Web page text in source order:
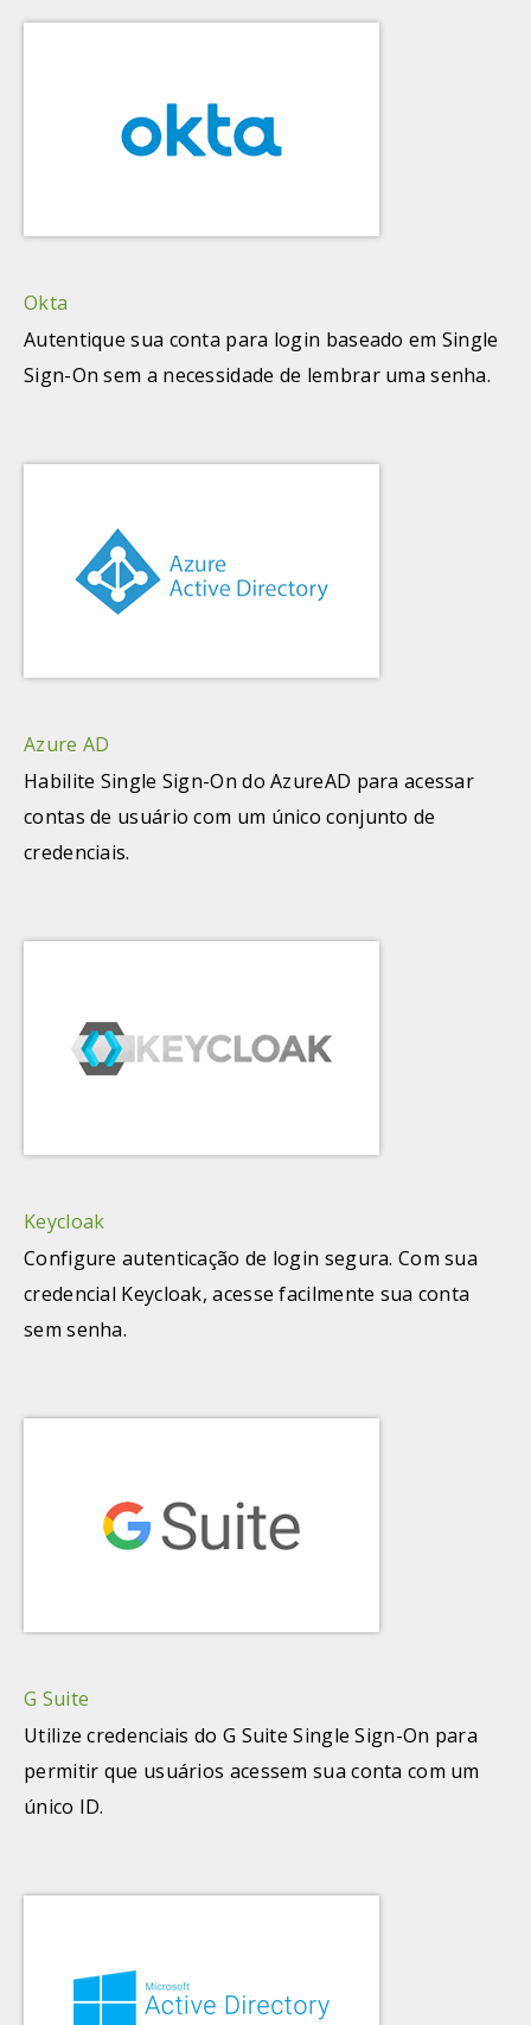
Okta
Autentique sua conta para login baseado em Single
Sign-On sem a necessidade de lembrar uma senha.
Azure AD
Habilite Single Sign-On do AzureAD para acessar
contas de usuário com um único conjunto de
credenciais.
Keycloak
Configure autenticação de login segura. Com sua
credencial Keycloak, acesse facilmente sua conta
sem senha.
G Suite
Utilize credenciais do G Suite Single Sign-On para
permitir que usuários acessem sua conta com um
único ID.